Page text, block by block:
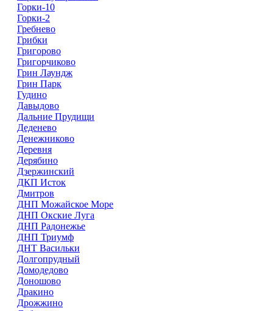
Горки-10
Горки-2
Гребнево
Грибки
Григорово
Григорчиково
Грин Лаундж
Грин Парк
Гудино
Давыдово
Дальние Прудищи
Деденево
Денежниково
Деревня
Дерябино
Дзержинский
ДКП Исток
Дмитров
ДНП Можайское Море
ДНП Окские Луга
ДНП Радонежье
ДНП Триумф
ДНТ Васильки
Долгопрудный
Домодедово
Доношово
Дракино
Дрожжино